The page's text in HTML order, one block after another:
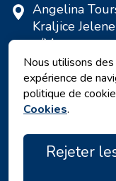
Angelina
Kraljice
n/M
Croatie
Numéro de
ID: HR-AB-23-
0650676
Nous utilisons
expérience de
politique de
Cookies.
Rejeter